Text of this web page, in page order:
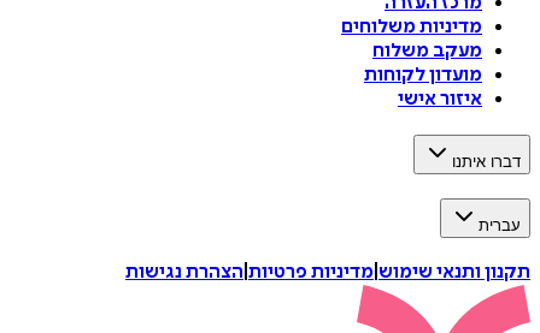
מדיניות משלוחים
מעקב משלוח
מועדון לקוחות
איזור אישי
דברו איתנו
עברית
תקנון ותנאי שימוש מדיניות פרטיות הצהרת נגישות